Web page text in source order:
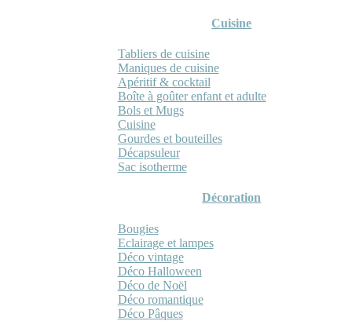
Cuisine
Tabliers de cuisine
Maniques de cuisine
Apéritif & cocktail
Boîte à goûter enfant et adulte
Bols et Mugs
Cuisine
Gourdes et bouteilles
Décapsuleur
Sac isotherme
Décoration
Bougies
Eclairage et lampes
Déco vintage
Déco Halloween
Déco de Noël
Déco romantique
Déco Pâques